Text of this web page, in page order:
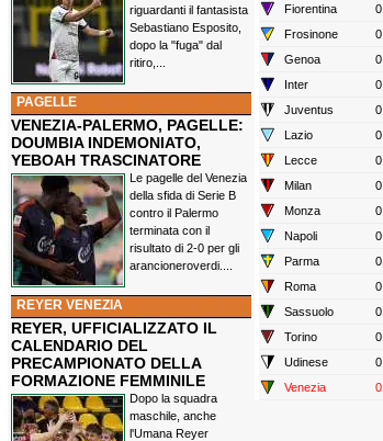
riguardanti il fantasista
Sebastiano Esposito,
dopo la "fuga" dal
ritiro,...
PAGELLE
VENEZIA-PALERMO, PAGELLE:
DOUMBIA INDEMONIATO,
YEBOAH TRASCINATORE
Le pagelle del Venezia
della sfida di Serie B
contro il Palermo
terminata con il
risultato di 2-0 per gli
arancioneroverdi....
REYER VENEZIA
REYER, UFFICIALIZZATO IL
CALENDARIO DEL
PRECAMPIONATO DELLA
FORMAZIONE FEMMINILE
Dopo la squadra
maschile, anche
l'Umana Reyer
Fiorentina
0
Frosinone
0
Genoa
0
Inter
0
Juventus
0
Lazio
0
Lecce
0
Milan
0
Monza
0
Napoli
0
Parma
0
Roma
0
Sassuolo
0
Torino
0
Udinese
0
Venezia
0